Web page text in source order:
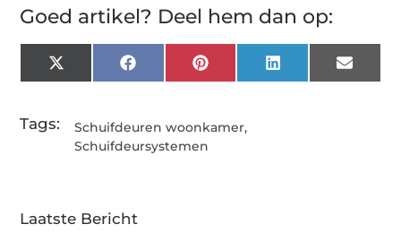
Goed artikel? Deel hem dan op:
X
(Twitter)
FacebookPinterestLinkedInEmail
Tags: Schuifdeuren woonkamer,
Schuifdeursystemen
Laatste Bericht